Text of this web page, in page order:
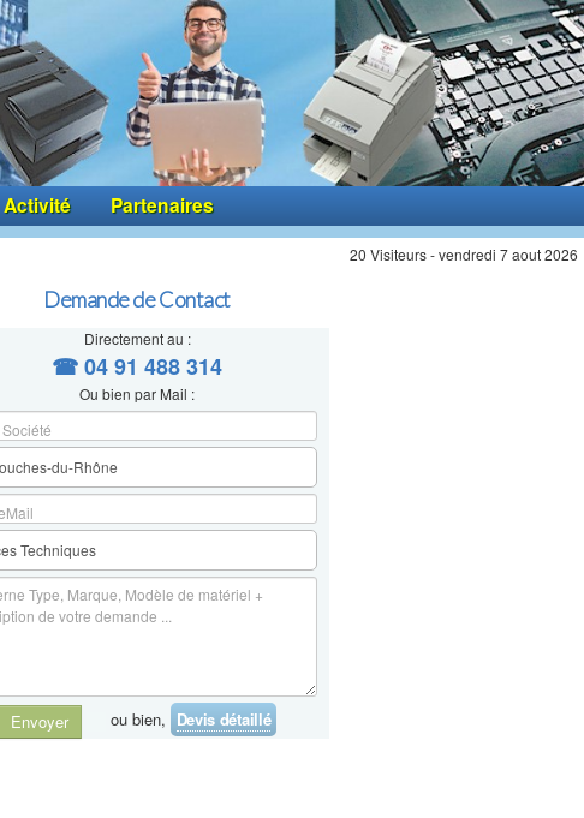
Activité Partenaires
20 Visiteurs - vendredi 7 aout 2026
Demande de Contact
Directement au :
☎ 04 91 488 314
Ou bien par Mail :
Envoyer ou bien, Devis détaillé